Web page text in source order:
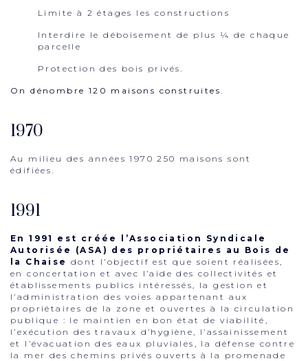
Limite à 2 étages les constructions
Interdire le déboisement de plus ¼ de chaque
parcelle
Protection des bois privés.
On dénombre 120 maisons construites.
1970
Au milieu des années 1970 250 maisons sont
édifiées.
1991
En 1991 est créée l’Association Syndicale
Autorisée (ASA) des propriétaires au Bois de
la Chaisedont l’objectif est que soient réalisées,
en concertation et avec l’aide des collectivités et
établissements publics intéressés, la gestion et
l’administration des voies appartenant aux
propriétaires de la zone et ouvertes à la circulation
publique : le maintien en bon état de viabilité,
l’exécution des travaux d’hygiène, l’assainissement
et l’évacuation des eaux pluviales, la défense contre
la mer des chemins privés ouverts à la promenade